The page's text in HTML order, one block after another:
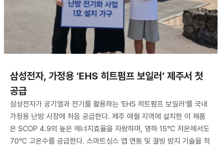
삼성전자, 가정용 ‘EHS 히트펌프 보일러’ 제주서 첫
공급
삼성전자가 공기열과 전기를 활용하는 ‘EHS 히트펌프 보일러’를 국내
가정용 난방 시장에 처음 공급한다. 제주 애월 지역에 설치한 이 제품
은 SCOP 4.9의 높은 에너지효율을 자랑하며, 영하 15℃ 저온에서도
70℃ 고온수를 공급한다. 스마트싱스 앱 연동 및 결빙 방지 기술을 적